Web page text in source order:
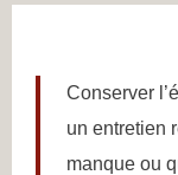
Conserver
un entretien
manque ou